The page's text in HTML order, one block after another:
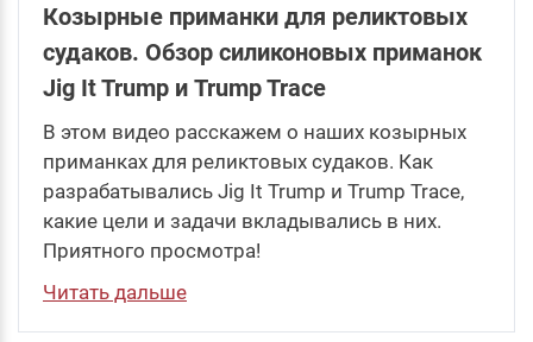
Козырные приманки для реликтовых
судаков. Обзор силиконовых приманок
Jig It Trump и Trump Trace
В этом видео расскажем о наших козырных
приманках для реликтовых судаков. Как
разрабатывались Jig It Trump и Trump Trace,
какие цели и задачи вкладывались в них.
Приятного просмотра!
Читать дальше